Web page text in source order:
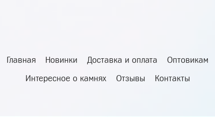
Главная Новинки Доставка и оплата Оптовикам
Интересное о камнях Отзывы Контакты